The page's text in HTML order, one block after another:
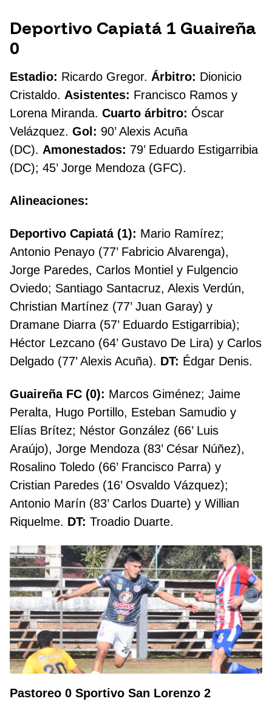
Deportivo Capiatá 1 Guaireña
0
Estadio: Ricardo Gregor. Árbitro: Dionicio
Cristaldo. Asistentes: Francisco Ramos y
Lorena Miranda. Cuarto árbitro: Óscar
Velázquez. Gol: 90’ Alexis Acuña
(DC). Amonestados: 79’ Eduardo Estigarribia
(DC); 45’ Jorge Mendoza (GFC).
Alineaciones:
Deportivo Capiatá (1): Mario Ramírez;
Antonio Penayo (77’ Fabricio Alvarenga),
Jorge Paredes, Carlos Montiel y Fulgencio
Oviedo; Santiago Santacruz, Alexis Verdún,
Christian Martínez (77’ Juan Garay) y
Dramane Diarra (57’ Eduardo Estigarribia);
Héctor Lezcano (64’ Gustavo De Lira) y Carlos
Delgado (77’ Alexis Acuña). DT: Édgar Denis.
Guaireña FC (0): Marcos Giménez; Jaime
Peralta, Hugo Portillo, Esteban Samudio y
Elías Brítez; Néstor González (66’ Luis
Araújo), Jorge Mendoza (83’ César Núñez),
Rosalino Toledo (66’ Francisco Parra) y
Cristian Paredes (16’ Osvaldo Vázquez);
Antonio Marín (83’ Carlos Duarte) y Willian
Riquelme. DT: Troadio Duarte.
Pastoreo 0 Sportivo San Lorenzo 2